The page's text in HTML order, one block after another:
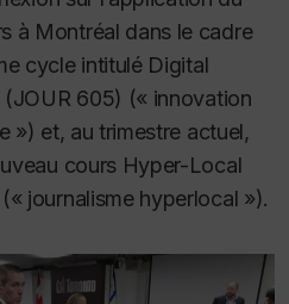
à Montréal dans le cadre
cycle intitulé Digital
605) (« innovation
») et, au trimestre actuel,
cours Hyper-Local
journalisme hyperlocal »).